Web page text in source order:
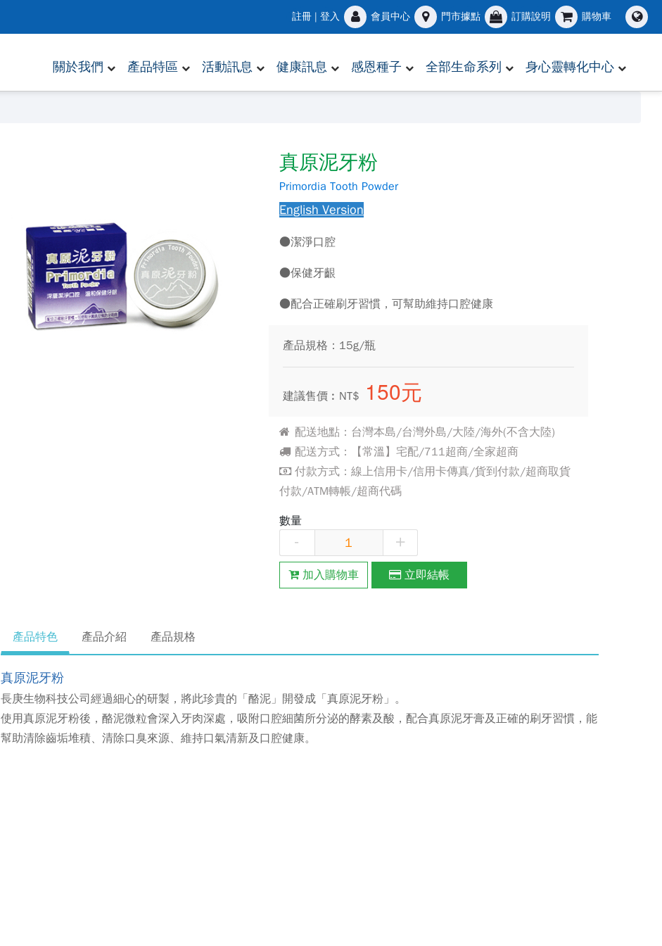
註冊 | 登入 會員中心 門市據點 訂購說明 購物車
關於我們 產品特區 活動訊息 健康訊息 感恩種子 全部生命系列 身心靈轉化中心
真原泥牙粉
Primordia Tooth Powder
English Version
●潔淨口腔
●保健牙齦
●配合正確刷牙習慣，可幫助維持口腔健康
產品規格：15g/瓶
建議售價︰NT$ 150元
配送地點：台灣本島/台灣外島/大陸/海外(不含大陸)
配送方式：【常溫】宅配/711超商/全家超商
付款方式：線上信用卡/信用卡傳真/貨到付款/超商取貨
付款/ATM轉帳/超商代碼
數量
- +
加入購物車 立即結帳
產品特色 產品介紹 產品規格
真原泥牙粉
長庚生物科技公司經過細心的研製，將此珍貴的「酪泥」開發成「真原泥牙粉」。
使用真原泥牙粉後，酪泥微粒會深入牙肉深處，吸附口腔細菌所分泌的酵素及酸，配合真原泥牙膏及正確的刷牙習慣，能
幫助清除齒垢堆積、清除口臭來源、維持口氣清新及口腔健康。